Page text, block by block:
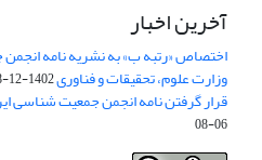
آخرین اخبار
اختصاص «رتبه ب» به نشریه نامه
وزارت علوم، تحقیقات و فناوری1402-12-08
قرار گرفتن نامه انجمن جمعیت شناسی
06-08